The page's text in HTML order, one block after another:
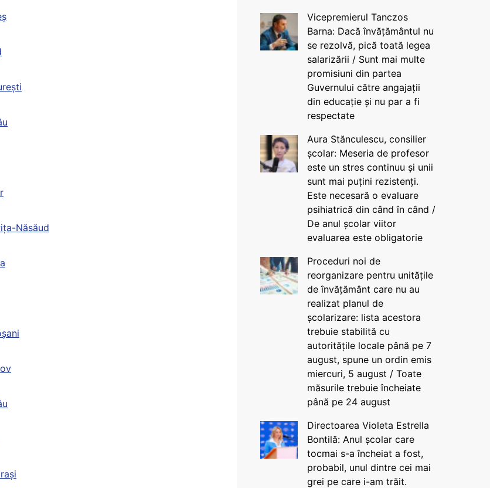
Năsăud
Vicepremierul Tanczos
Barna: Dacă învățământul nu
se rezolvă, pică toată legea
salarizării / Sunt mai multe
promisiuni din partea
Guvernului către angajații
din educație și nu par a fi
respectate
Aura Stănculescu, consilier
școlar: Meseria de profesor
este un stres continuu și unii
sunt mai puțini rezistenți.
Este necesară o evaluare
psihiatrică din când în când /
De anul școlar viitor
evaluarea este obligatorie
Proceduri noi de
reorganizare pentru unitățile
de învățământ care nu au
realizat planul de
școlarizare: lista acestora
trebuie stabilită cu
autoritățile locale până pe 7
august, spune un ordin emis
miercuri, 5 august / Toate
măsurile trebuie încheiate
până pe 24 august
Directoarea Violeta Estrella
Bontilă: Anul școlar care
tocmai s-a încheiat a fost,
probabil, unul dintre cei mai
grei pe care i-am trăit.